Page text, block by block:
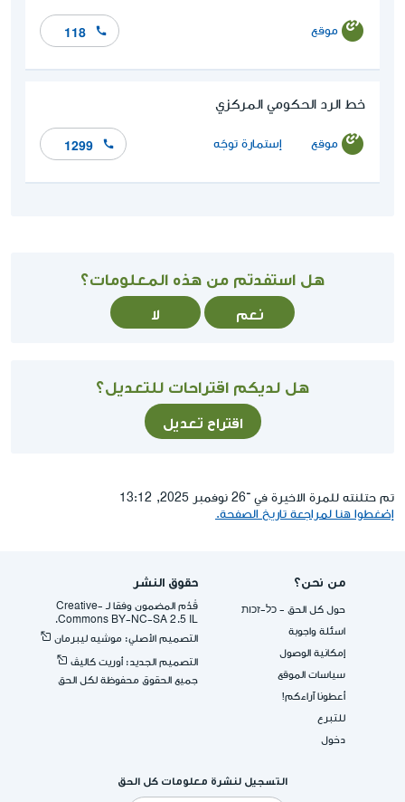
موقع 118
خط الرد الحكومي المركزي
موقع إستمارة توجّه 1299
هل استفدتم من هذه المعلومات؟
نعم لا
هل لديكم اقتراحات للتعديل؟
اقتراح تعديل
تم حتلنته للمرة الاخيرة في ־26 نوفمبر 2025, 13:12
إضغطوا هنا لمراجعة تاريخ الصفحة.
من نحن؟
حول كل الحق - כל-זכות
اسئلة واجوبة
إمكانية الوصول
سياسات الموقع
أعطونا آراءكم!
للتبرع
دخول
حقوق النشر
قُدِّم المضمون وفقا لـ -Creative
Commons BY-NC-SA 2.5 IL.
التصميم الأصلي: موشيه ليبرمان
التصميم الجديد: أوريت كاليڤ
جميع الحقوق محفوظة لكل الحق
التسجيل لنشرة معلومات كل الحق